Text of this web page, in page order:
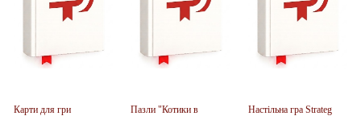
Карти для гри
Пазли "Котики в
Настільна гра Strateg